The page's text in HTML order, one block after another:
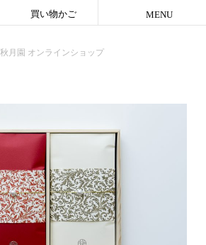
買い物かご MENU
月園 オンラインショップ